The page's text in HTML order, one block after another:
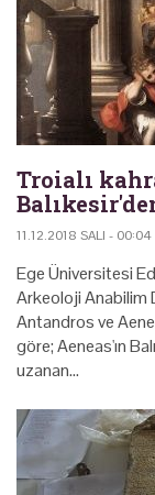
Troialı
11.12.2018 SALI - 00:04
Ege Üniversitesi
Arkeoloji Anabilim
Antandros ve
göre; Aeneas'ın
uzanan…